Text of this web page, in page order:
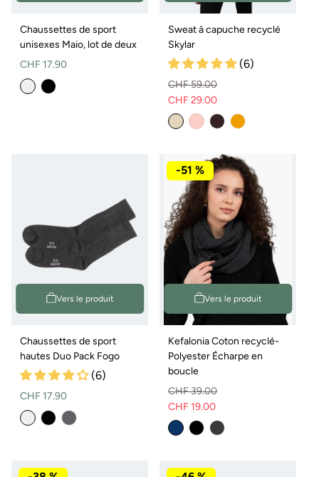
Chaussettes de sport
unisexes Maio, lot de deux
Prix
normal
CHF 17.90
Sweat à capuche recyclé
Skylar
(6)
Prix
normal
CHF 59.00
Prix
de
CHF 29.00
Variante
épuisée
disponible
Vers le produit
Chaussettes de sport
hautes Duo Pack Fogo
(6)
Prix
normal
CHF 17.90
Vers le produit
-51 %
Kefalonia Coton recyclé-
Polyester Écharpe en
boucle
Prix
normal
CHF 39.00
Prix
de
CHF 19.00